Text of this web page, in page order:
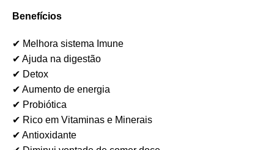
Benefícios
✔ Melhora sistema Imune
✔ Ajuda na digestão
✔ Detox
✔ Aumento de energia
✔ Probiótica
✔ Rico em Vitaminas e Minerais
✔ Antioxidante